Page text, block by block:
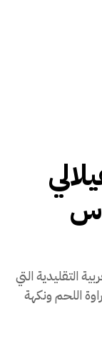
التقليدية التي
اللحم ونكهة